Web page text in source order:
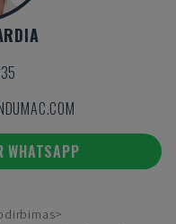
WHATSAPP